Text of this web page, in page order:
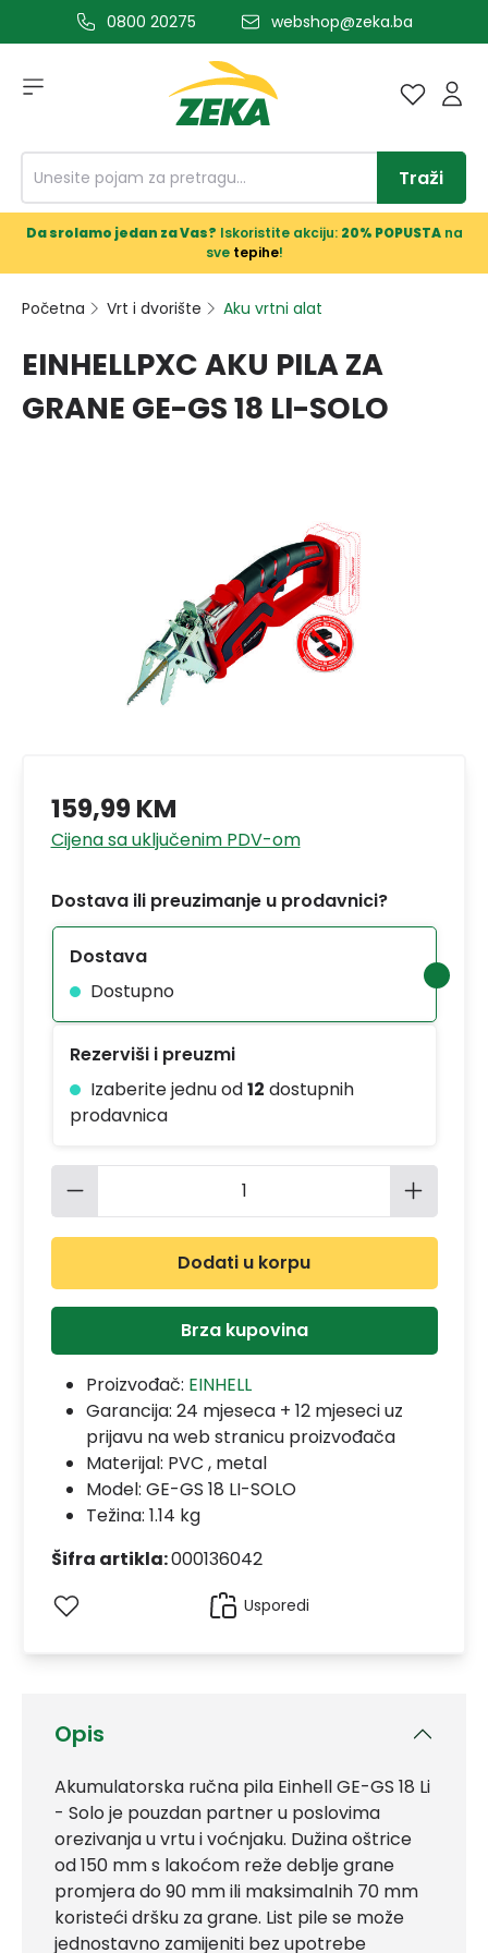
glavni sadržaj0800 20275 webshop@zeka.ba
Traži
Da srolamo jedan za Vas? Iskoristite akciju: 20% POPUSTAna
sve tepihe!
Početna Vrt i dvorište Aku vrtni alat
EINHELLPXC AKU PILA ZA
GRANE GE-GS 18 LI-SOLO
Opis
Akumulatorska ručna pila Einhell GE-GS 18 Li
- Solo je pouzdan partner u poslovima
orezivanja u vrtu i voćnjaku. Dužina oštrice
od 150 mm s lakoćom reže deblje grane
promjera do 90 mm ili maksimalnih 70 mm
koristeći dršku za grane. List pile se može
jednostavno zamijeniti bez upotrebe
159,99 KM
Cijena sa uključenim PDV-om
Dostava ili preuzimanje u prodavnici?
Dostava
Dostupno
Rezerviši i preuzmi
Izaberite jednu od12 dostupnih
prodavnica
Količina proizvoda: Unesite
Dodati u korpu
Brza kupovina
Proizvođač: EINHELL
Garancija: 24 mjeseca + 12 mjeseci uz
prijavu na web stranicu proizvođača
Materijal: PVC , metal
Model: GE-GS 18 LI-SOLO
Težina: 1.14 kg
Šifra artikla:000136042
Usporedi